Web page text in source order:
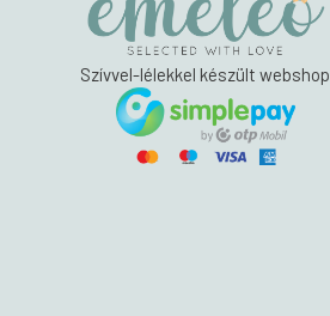
Szívvel-lélekkel készült webshop